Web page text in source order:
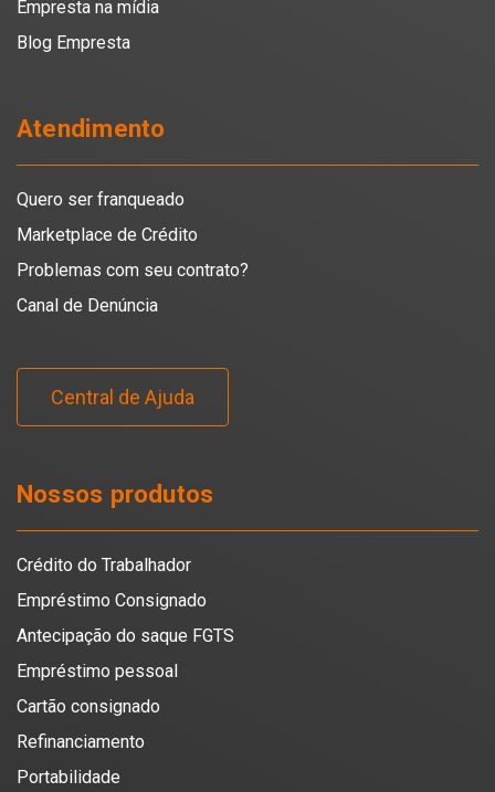
Empresta na mídia
Blog Empresta
Atendimento
Quero ser franqueado
Marketplace de Crédito
Problemas com seu contrato?
Canal de Denúncia
Central de Ajuda
Nossos produtos
Crédito do Trabalhador
Empréstimo Consignado
Antecipação do saque FGTS
Empréstimo pessoal
Cartão consignado
Refinanciamento
Portabilidade